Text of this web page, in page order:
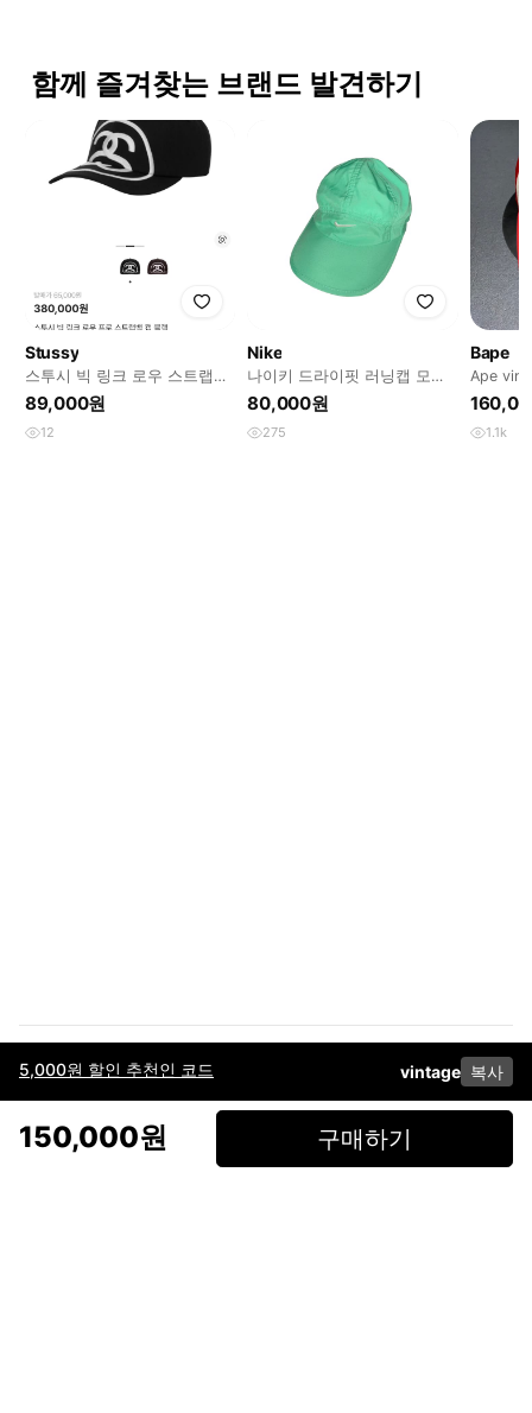
5,000원 할인 추천인 코드 vintage 복사
150,000원 구매하기
함께 즐겨찾는 브랜드 발견하기
Stussy
스투시 빅 링크 로우 스트랩백
캡 블랙
89,000원
12
Nike
나이키 드라이핏 러닝캡 모자
민트
80,000원
275
Bape
Ape
1.1k
이용약관고객센터판매개인정보 처리방침사업자 정보다운로드
페이스북